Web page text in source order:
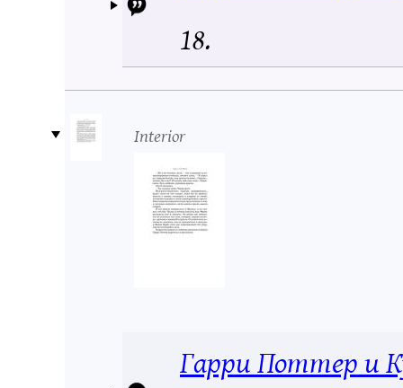
18.
Interior
Гарри Поттер и